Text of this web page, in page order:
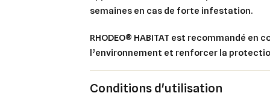
semaines en cas de forte infestation.
RHODEO® HABITAT est recommandé
l’environnement et renforcer la
Conditions d'utilisation